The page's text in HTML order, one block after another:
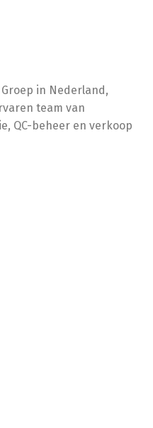
in Nederland,
team van
QC-beheer en verkoop